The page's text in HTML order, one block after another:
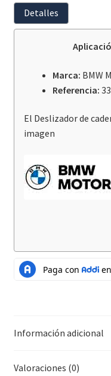
G310GS
/
Detalles
Marca: BMW
Referencia:
El Deslizador de
imagen
Información adicional
Valoraciones (0)